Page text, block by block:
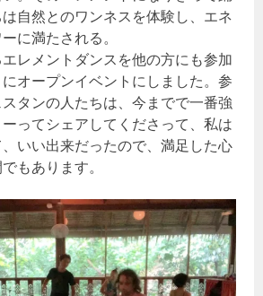
自然とのワンネスを体験し、エネ
に満たされる。
レメントダンスを他の方にも参加
オープンイベントにしました。参
タンの人たちは、今までで一番強
ってシェアしてくださって、私は
いい出来だったので、満足した心
もあります。